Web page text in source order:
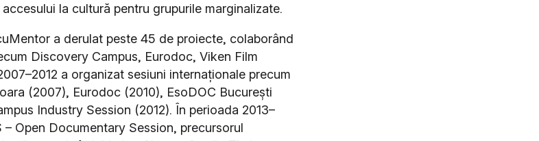
la cultură pentru grupurile marginalizate.
a derulat peste 45 de proiecte, colaborând
Discovery Campus, Eurodoc, Viken Film
a organizat sesiuni internaționale precum
(2007), Eurodoc (2010), EsoDOC București
Industry Session (2012). În perioada 2013–
– Open Documentary Session, precursorul